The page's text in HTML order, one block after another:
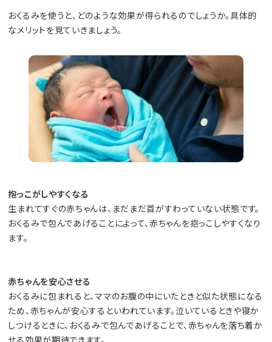
おくるみを使うと、どのような効果が得られるのでしょうか。具体的
なメリットを見ていきましょう。
抱っこがしやすくなる
生まれてすぐの赤ちゃんは、まだまだ首がすわっていない状態です。
おくるみで包んであげることによって、赤ちゃんを抱っこしやすくなり
ます。
赤ちゃんを安心させる
おくるみに包まれると、ママのお腹の中にいたときと似た状態になる
ため、赤ちゃんが安心するといわれています。泣いているときや寝か
しつけるときに、おくるみで包んであげることで、赤ちゃんを落ち着か